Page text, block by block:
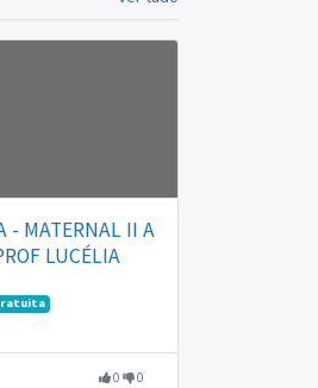
- MATERNAL II A
LUCÉLIA
0 0